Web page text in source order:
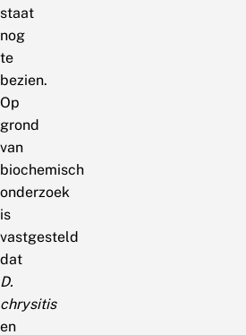
staat
nog
te
bezien.
Op
grond
van
biochemisch
onderzoek
is
vastgesteld
dat
D.
chrysitis
en